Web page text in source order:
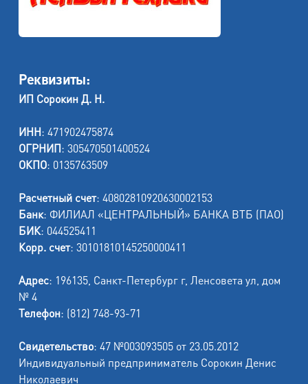
Реквизиты:
ИП Сорокин Д. Н.
ИНН: 471902475874
ОГРНИП: 305470501400524
ОКПО: 0135763509
Расчетный счет: 40802810920630002153
Банк: ФИЛИАЛ «ЦЕНТРАЛЬНЫЙ» БАНКА ВТБ (ПАО)
БИК: 044525411
Корр. счет: 30101810145250000411
Адрес: 196135, Санкт-Петербург г, Ленсовета ул, дом
№ 4
Телефон: (812) 748-93-71
Свидетельство: 47 №003093505 от 23.05.2012
Индивидуальный предприниматель Сорокин Денис
Николаевич